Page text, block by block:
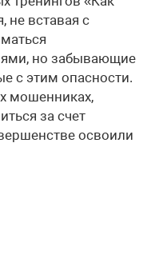
не вставая с
но забывающие
с этим опасности.
мошенниках,
за счет
освоили